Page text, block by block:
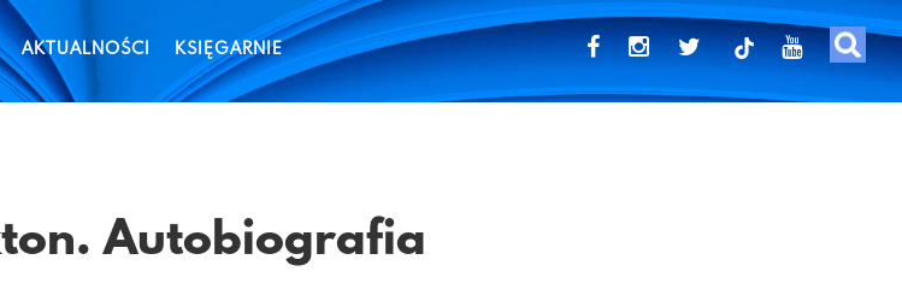
AKTUALNOŚCI KSIĘGARNIE tiktok
Autobiografia